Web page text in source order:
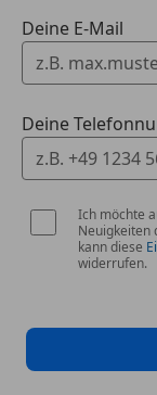
Deine E-Mail
Deine
Ich möchte
Neuigkeiten
kann diese
widerrufen.